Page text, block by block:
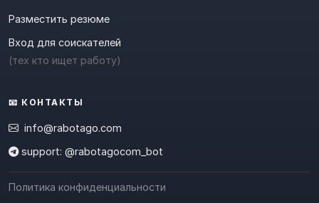
Разместить резюме
Вход для соискателей
(тех кто ищет работу)
📧 КОНТАКТЫ
info@rabotago.com
support: @rabotagocom_bot
Политика конфиденциальности